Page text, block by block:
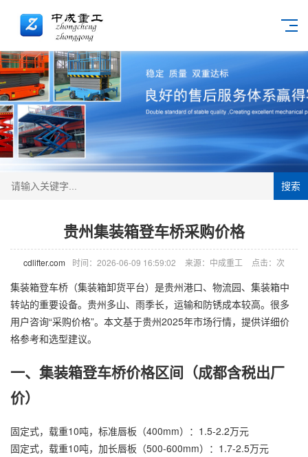
搜索
贵州集装箱登车桥采购价格
cdlifter.com 时间：2026-06-09 16:59:02 来源：中成重工 点击： 次
集装箱登车桥 （集装箱卸货平台）是贵州港口、物流园、集装箱中
转站的重要设备。贵州多山、雨季长，运输和防锈成本较高。很多
用户咨询“采购价格”。本文基于贵州2025年市场行情，提供详细价
格参考和选型建议。
一、集装箱登车桥价格区间（成都含税出厂
价）
固定式，载重10吨，标准唇板（400mm）：1.5-2.2万元
固定式，载重10吨，加长唇板（500-600mm）：1.7-2.5万元